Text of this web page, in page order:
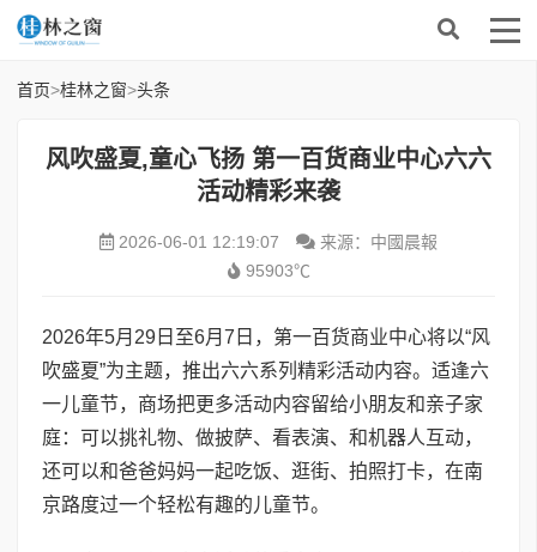
首页>桂林之窗>头条
风吹盛夏,童心飞扬 第一百货商业中心六六
活动精彩来袭
2026-06-01 12:19:07
来源：中國晨報
95903℃
2026年5月29日至6月7日，第一百货商业中心将以“风
吹盛夏”为主题，推出六六系列精彩活动内容。适逢六
一儿童节，商场把更多活动内容留给小朋友和亲子家
庭：可以挑礼物、做披萨、看表演、和机器人互动，
还可以和爸爸妈妈一起吃饭、逛街、拍照打卡，在南
京路度过一个轻松有趣的儿童节。